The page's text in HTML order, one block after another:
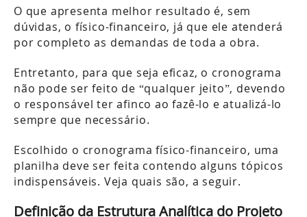
O que apresenta melhor resultado é, sem
dúvidas, o físico-financeiro, já que ele atenderá
por completo as demandas de toda a obra.
Entretanto, para que seja eficaz, o cronograma
não pode ser feito de “qualquer jeito”, devendo
o responsável ter afinco ao fazê-lo e atualizá-lo
sempre que necessário.
Escolhido o cronograma físico-financeiro, uma
planilha deve ser feita contendo alguns tópicos
indispensáveis. Veja quais são, a seguir.
Definição da Estrutura Analítica do Projeto